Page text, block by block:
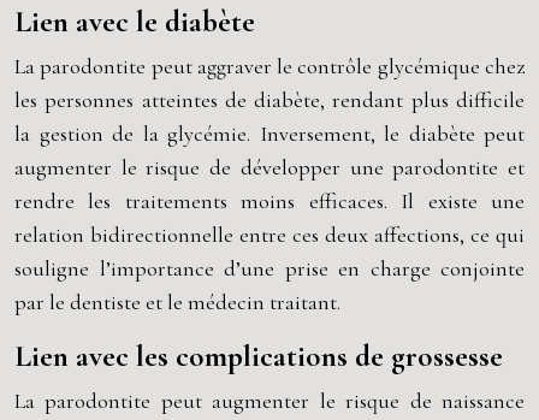
Lien avec le diabète
La parodontite peut aggraver le contrôle glycémique chez
les personnes atteintes de diabète, rendant plus difficile
la gestion de la glycémie. Inversement, le diabète peut
augmenter le risque de développer une parodontite et
rendre les traitements moins efficaces. Il existe une
relation bidirectionnelle entre ces deux affections, ce qui
souligne l’importance d’une prise en charge conjointe
par le dentiste et le médecin traitant.
Lien avec les complications de grossesse
La parodontite peut augmenter le risque de naissance